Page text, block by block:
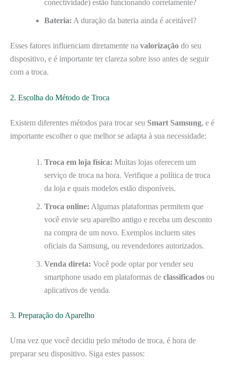
conectividade) estão funcionando corretamente?
Bateria: A duração da bateria ainda é aceitável?
Esses fatores influenciam diretamente na valorização do seu
dispositivo, e é importante ter clareza sobre isso antes de seguir
com a troca.
2. Escolha do Método de Troca
Existem diferentes métodos para trocar seu Smart Samsung, e é
importante escolher o que melhor se adapta à sua necessidade:
Troca em loja física: Muitas lojas oferecem um
serviço de troca na hora. Verifique a política de troca
da loja e quais modelos estão disponíveis.
Troca online: Algumas plataformas permitem que
você envie seu aparelho antigo e receba um desconto
na compra de um novo. Exemplos incluem sites
oficiais da Samsung, ou revendedores autorizados.
Venda direta: Você pode optar por vender seu
smartphone usado em plataformas de classificados ou
aplicativos de venda.
3. Preparação do Aparelho
Uma vez que você decidiu pelo método de troca, é hora de
preparar seu dispositivo. Siga estes passos: